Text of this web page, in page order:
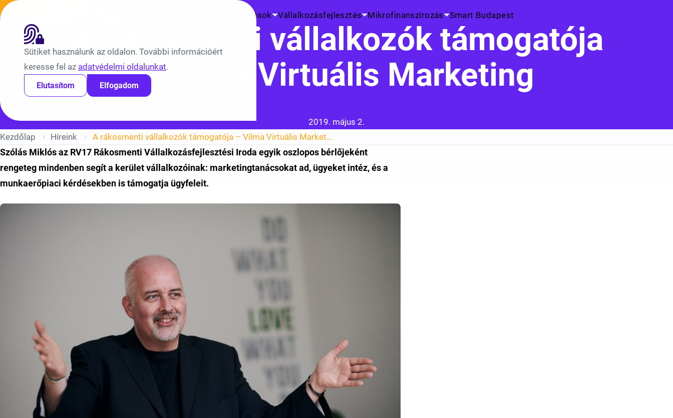
Sütiket használunk az oldalon. További információért
keresse fel az adatvédelmi oldalunkat.
Elutasítom Elfogadom
Kutatások Vállalkozásfejlesztés Mikrofinanszírozás Smart Budapest
A rákosmenti vállalkozók támogatója
– Vilma Virtuális Marketing
Közzétéve:
2019. május 2.
Kezdőlap
Híreink
A rákosmenti vállalkozók támogatója – Vilma Virtuális Marketing
Szólás Miklós az RV17 Rákosmenti Vállalkozásfejlesztési Iroda egyik oszlopos bérlőjeként
rengeteg mindenben segít a kerület vállalkozóinak: marketingtanácsokat ad, ügyeket intéz, és a
munkaerőpiaci kérdésekben is támogatja ügyfeleit.